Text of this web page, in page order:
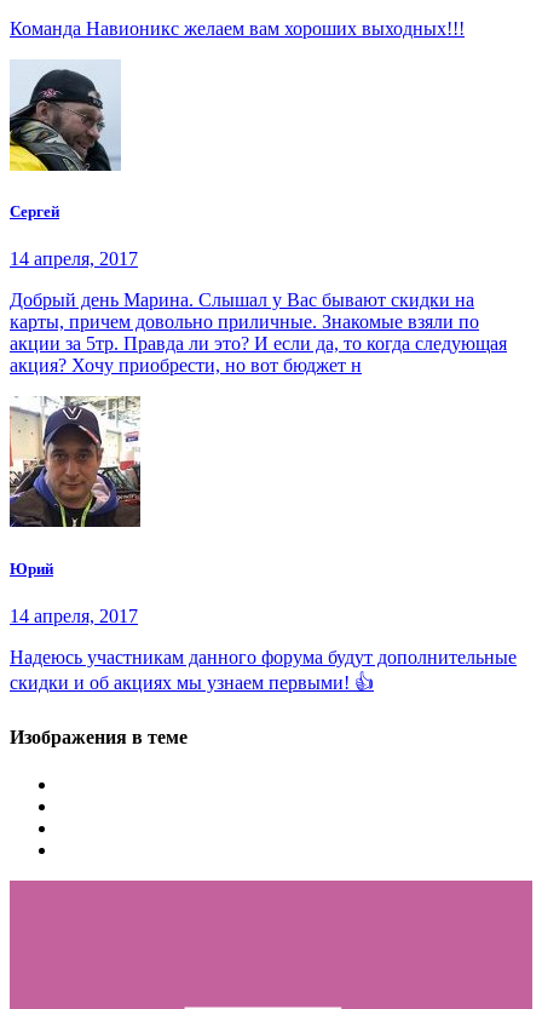
Команда Навионикс желаем вам хороших выходных!!!
Сергей
14 апреля, 2017
Добрый день Марина. Слышал у Вас бывают скидки на
карты, причем довольно приличные. Знакомые взяли по
акции за 5тр. Правда ли это? И если да, то когда следующая
акция? Хочу приобрести, но вот бюджет н
Юрий
14 апреля, 2017
Надеюсь участникам данного форума будут дополнительные
скидки и об акциях мы узнаем первыми! 👍
Изображения в теме